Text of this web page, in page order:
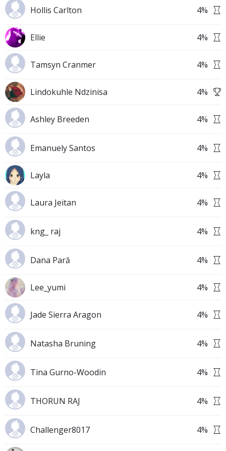
Hollis Carlton 4%
Ellie 4%
Tamsyn Cranmer 4%
Lindokuhle Ndzinisa 4%
Ashley Breeden 4%
Emanuely Santos 4%
Layla 4%
Laura Jeitan 4%
kng_ raj 4%
Dana Pară 4%
Lee_yumi 4%
Jade Sierra Aragon 4%
Natasha Bruning 4%
Tina Gurno-Woodin 4%
THORUN RAJ 4%
Challenger8017 4%